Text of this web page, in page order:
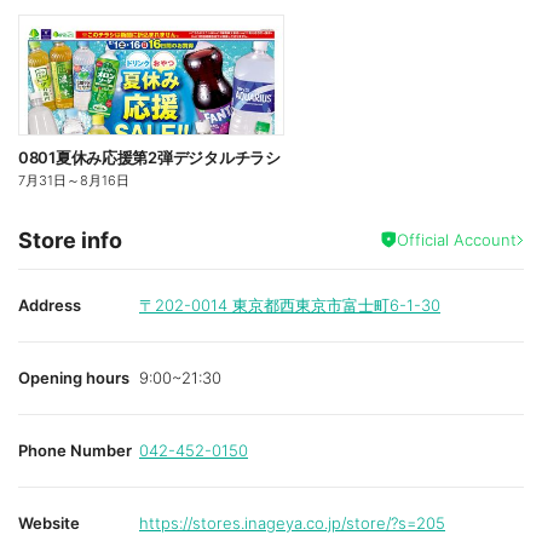
0801夏休み応援第2弾デジタルチラシ
7月31日 ～8月16日
Store info Official Account
Address 〒202-0014 東京都西東京市富士町6-1-30
Opening hours 9:00~21:30
Phone Number 042-452-0150
Website https://stores.inageya.co.jp/store/?s=205